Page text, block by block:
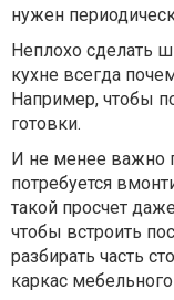
нужен
Неплохо сделать
кухне всегда
Например, чтобы
готовки.
И не менее важно
потребуется
такой просчет
чтобы встроить
разбирать часть
каркас мебельного